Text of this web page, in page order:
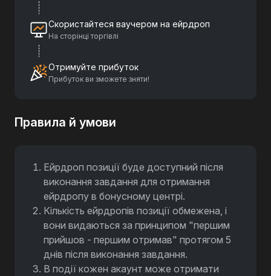
Скористайтеся ваучером на ейрдроп
На сторінці торгівлі
Отримуйте прибуток
Прибуток ви зможете зняти!
Правила й умови
Ейрдроп позиції буде доступний після
виконання завдання для отримання
ейрдропу в бонусному центрі.
Кількість ейрдропів позиції обмежена, і
вони видаються за принципом "першим
прийшов - першим отримав" протягом 5
днів після виконання завдання.
В події кожен акаунт може отримати